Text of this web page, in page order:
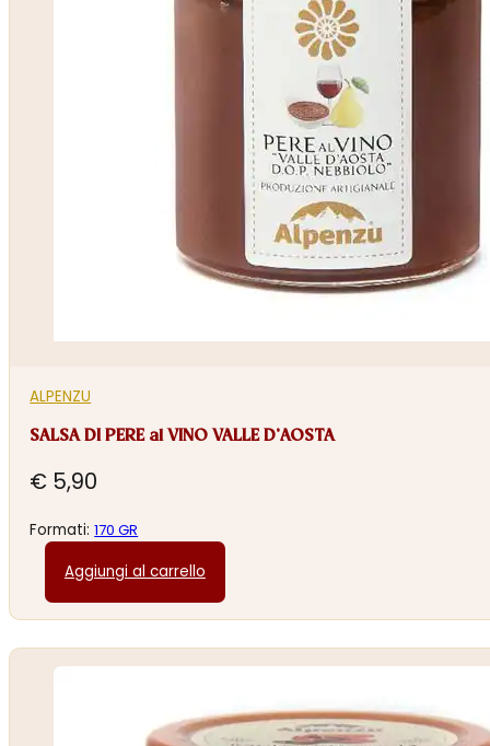
ALPENZU
SALSA DI PERE al VINO VALLE D’AOSTA
€ 5,90
Formati:170 GR
Aggiungi al carrello